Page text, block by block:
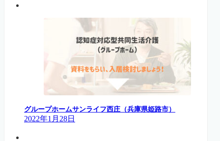
グループホームサンライフ西庄（兵庫県姫路市）
2022年1月28日